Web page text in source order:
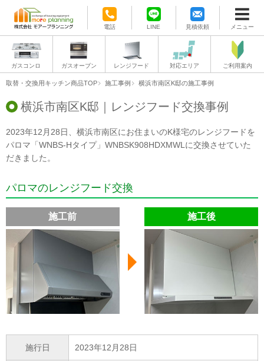
電話 LINE 見積依頼 メニュー
ガスコンロ ガスオーブン レンジフード 対応エリア ご利用案内
取替・交換用キッチン商品TOP 施工事例 横浜市南区K邸の施工事例
横浜市南区K邸｜レンジフード交換事例
2023年12月28日、横浜市南区にお住まいのK様宅のレンジフードを
パロマ「WNBS-Hタイプ」WNBSK908HDXMWLに交換させていた
だきました。
パロマのレンジフード交換
施工前 施工後
施行日 2023年12月28日